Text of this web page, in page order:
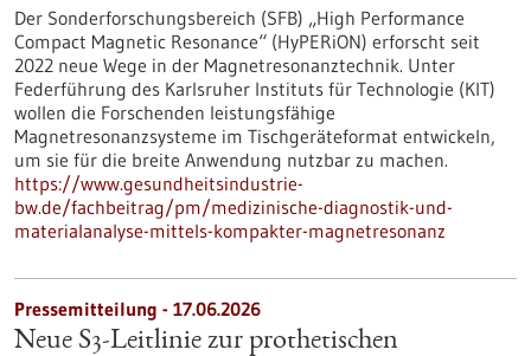
Der Sonderforschungsbereich (SFB) „High Performance
Compact Magnetic Resonance“ (HyPERiON) erforscht seit
2022 neue Wege in der Magnetresonanztechnik. Unter
Federführung des Karlsruher Instituts für Technologie (KIT)
wollen die Forschenden leistungsfähige
Magnetresonanzsysteme im Tischgeräteformat entwickeln,
um sie für die breite Anwendung nutzbar zu machen.
https://www.gesundheitsindustrie-
bw.de/fachbeitrag/pm/medizinische-diagnostik-und-
materialanalyse-mittels-kompakter-magnetresonanz
Pressemitteilung - 17.06.2026
Neue S3-​Leitlinie zur prothetischen